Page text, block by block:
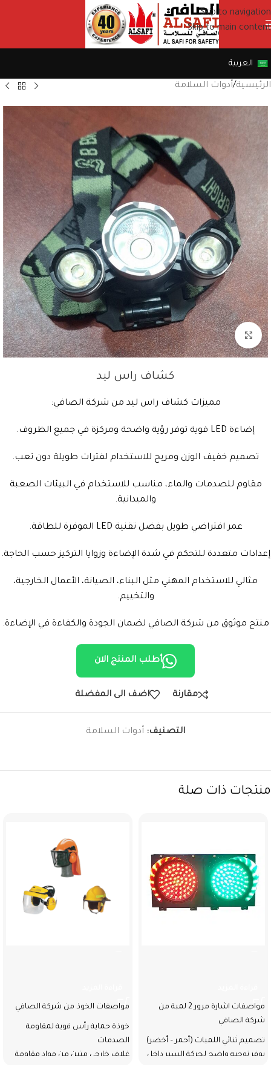
Skip to navigation
Skip to main content
العربية
الرئيسية/أدوات السلامة
Click to enlarge
كشاف راس ليد
مميزات كشاف راس ليد من شركة الصافي:
إضاءة LED قوية توفر رؤية واضحة ومركزة في جميع الظروف.
تصميم خفيف الوزن ومريح للاستخدام لفترات طويلة دون تعب.
مقاوم للصدمات والماء، مناسب للاستخدام في البيئات الصعبة
والميدانية.
عمر افتراضي طويل بفضل تقنية LED الموفرة للطاقة.
إعدادات متعددة للتحكم في شدة الإضاءة وزوايا التركيز حسب الحاجة.
مثالي للاستخدام المهني مثل البناء، الصيانة، الأعمال الخارجية،
والتخييم.
منتج موثوق من شركة الصافي لضمان الجودة والكفاءة في الإضاءة.
أطلب المنتج الان
مقارنة اضف الى المفضلة
التصنيف: أدوات السلامة
منتجات ذات صلة
مواصفات اشارة مرور 2 لمبة من
شركة الصافي
تصميم ثنائي اللمبات (أحمر – أخضر)
يوفر توجيه واضح لحركة السير داخل
مواصفات الخوذ من شركة الصافي
خوذة حماية رأس قوية لمقاومة
الصدمات
غلاف خارجي متين من مواد مقاومة